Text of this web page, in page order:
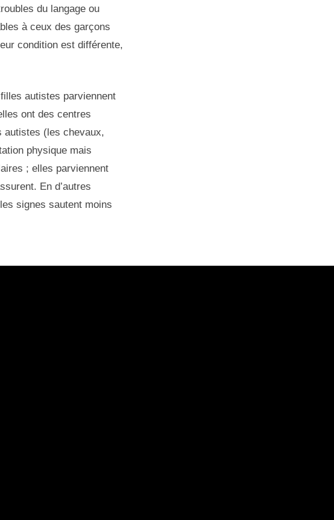
du langage ou
à ceux des garçons
condition est différente,
autistes parviennent
ont des centres
autistes (les chevaux,
physique mais
; elles parviennent
En d’autres
signes sautent moins